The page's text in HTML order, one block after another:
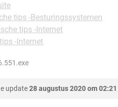
tips -Besturingssystemen
tips -Internet
-Internet
update28 augustus 2020 om 02:21